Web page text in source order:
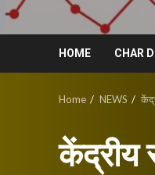
HOME CHAR
Home NEWS
केंद्रीय